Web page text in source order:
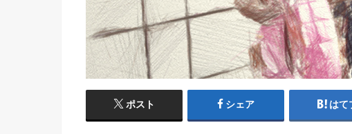
ポスト シェア はて